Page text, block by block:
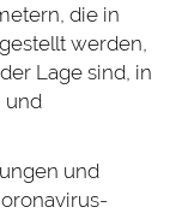
die in
werden,
Lage sind, in
und
und